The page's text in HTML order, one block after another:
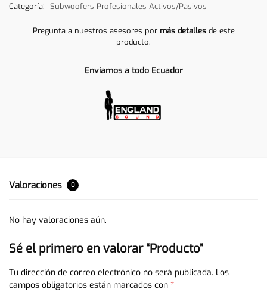
Categoría: Subwoofers Profesionales Activos/Pasivos
Pregunta a nuestros asesores por más detallesde este
producto.
Enviamos a todo Ecuador
Valoraciones 0
No hay valoraciones aún.
Sé el primero en valorar “Producto”
Tu dirección de correo electrónico no será publicada. Los
campos obligatorios están marcados con *